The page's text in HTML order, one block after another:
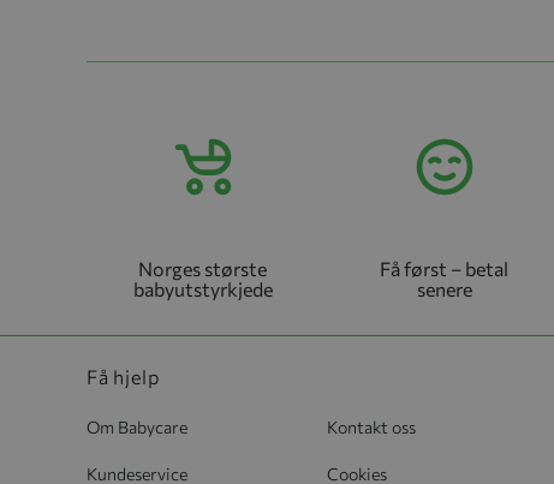
Norges største
babyutstyrkjede
Få først – betal
senere
Få hjelp
Om Babycare Kontakt oss
Kundeservice Cookies